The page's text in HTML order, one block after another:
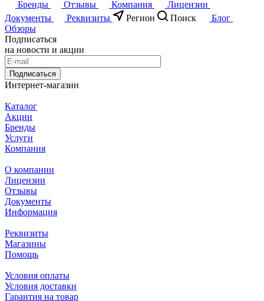
Бренды
Отзывы Компания
Лицензии
Документы
Реквизиты Регион Поиск
Блог
Обзоры
Подписаться
на новости и акции
Подписаться
Интернет-магазин
Каталог
Акции
Бренды
Услуги
Компания
О компании
Лицензии
Отзывы
Документы
Информация
Реквизиты
Магазины
Помощь
Условия оплаты
Условия доставки
Гарантия на товар